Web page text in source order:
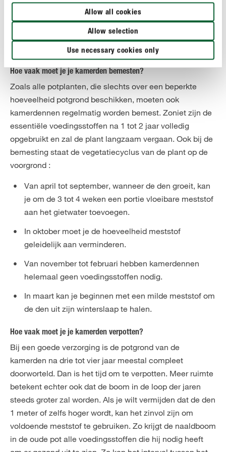
Allow all cookies
Allow selection
Use necessary cookies only
helemaal geen water te geven.
Norfolk-dennen krijgen trouwens het liefst kalkarm
Hoe vaak moet je je kamerden bemesten?
Zoals alle potplanten, die slechts over een beperkte
hoeveelheid potgrond beschikken, moeten ook
kamerdennen regelmatig worden bemest. Zoniet zijn de
essentiële voedingsstoffen na 1 tot 2 jaar volledig
opgebruikt en zal de plant langzaam vergaan. Ook bij de
bemesting staat de vegetatiecyclus van de plant op de
voorgrond :
Van april tot september, wanneer de den groeit, kan
je om de 3 tot 4 weken een portie vloeibare meststof
aan het gietwater toevoegen.
In oktober moet je de hoeveelheid meststof
geleidelijk aan verminderen.
Van november tot februari hebben kamerdennen
helemaal geen voedingsstoffen nodig.
In maart kan je beginnen met een milde meststof om
de den uit zijn winterslaap te halen.
Hoe vaak moet je je kamerden verpotten?
Bij een goede verzorging is de potgrond van de
kamerden na drie tot vier jaar meestal compleet
doorworteld. Dan is het tijd om te verpotten. Meer ruimte
betekent echter ook dat de boom in de loop der jaren
steeds groter zal worden. Als je wilt vermijden dat de den
1 meter of zelfs hoger wordt, kan het zinvol zijn om
voldoende meststof te gebruiken. Zo krijgt de naaldboom
in de oude pot alle voedingsstoffen die hij nodig heeft